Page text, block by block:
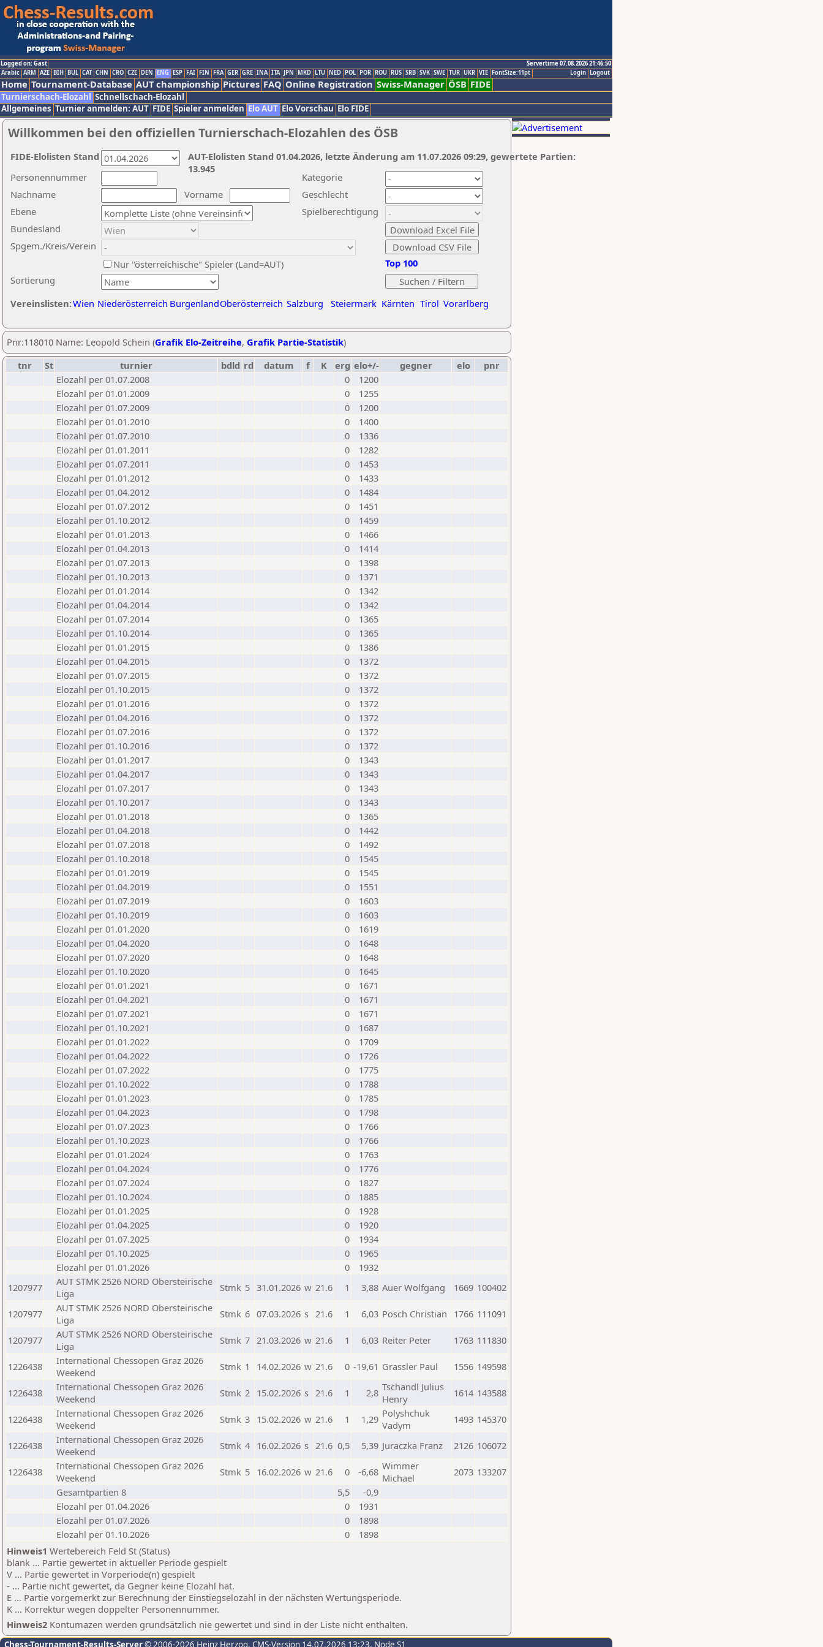
Logged on: Gast
Servertime 07.08.2026 21:46:50
Logout
Login
Arabic ARM AZE BIH BUL CAT CHN CRO CZE DEN ENG ESP FAI FIN FRA GER GRE INA ITA JPN MKD LTU NED POL POR ROU RUS SRB SVK SWE TUR UKR VIE FontSize:11pt
Home Tournament-Database AUT championship Pictures FAQ Online Registration Swiss-Manager ÖSB FIDE
Turnierschach-Elozahl Schnellschach-Elozahl
Allgemeines Turnier anmelden: AUT FIDE Spieler anmelden Elo AUT Elo Vorschau Elo FIDE
Willkommen bei den offiziellen Turnierschach-Elozahlen des ÖSB
Nachname
Vorname
Ebene
Kategorie
Sortierung
Personennummer
Bundesland
Spgem./Kreis/Verein
Geschlecht
Nur "österreichische" Spieler (Land=AUT)
Spielberechtigung
Vereinslisten:Wien Niederösterreich BurgenlandOberösterreich Salzburg Steiermark Kärnten Tirol Vorarlberg
Top 100
AUT-Elolisten Stand 01.04.2026, letzte Änderung am 11.07.2026 09:29, gewertete Partien:
13.945
FIDE-Elolisten Stand
Pnr:118010 Name: Leopold Schein (Grafik Elo-Zeitreihe, Grafik Partie-Statistik)
tnr
St turnier bdld rd datum f K erg elo+/- gegner elo
pnr
Elozahl per 01.07.2008
0
1200
Elozahl per 01.01.2009
0
1255
Elozahl per 01.07.2009
0
1200
Elozahl per 01.01.2010
0
1400
Elozahl per 01.07.2010
0
1336
Elozahl per 01.01.2011
0
1282
Elozahl per 01.07.2011
0
1453
Elozahl per 01.01.2012
0
1433
Elozahl per 01.04.2012
0
1484
Elozahl per 01.07.2012
0
1451
Elozahl per 01.10.2012
0
1459
Elozahl per 01.01.2013
0
1466
Elozahl per 01.04.2013
0
1414
Elozahl per 01.07.2013
0
1398
Elozahl per 01.10.2013
0
1371
Elozahl per 01.01.2014
0
1342
Elozahl per 01.04.2014
0
1342
Elozahl per 01.07.2014
0
1365
Elozahl per 01.10.2014
0
1365
Elozahl per 01.01.2015
0
1386
Elozahl per 01.04.2015
0
1372
Elozahl per 01.07.2015
0
1372
Elozahl per 01.10.2015
0
1372
Elozahl per 01.01.2016
0
1372
Elozahl per 01.04.2016
0
1372
Elozahl per 01.07.2016
0
1372
Elozahl per 01.10.2016
0
1372
Elozahl per 01.01.2017
0
1343
Elozahl per 01.04.2017
0
1343
Elozahl per 01.07.2017
0
1343
Elozahl per 01.10.2017
0
1343
Elozahl per 01.01.2018
0
1365
Elozahl per 01.04.2018
0
1442
Elozahl per 01.07.2018
0
1492
Elozahl per 01.10.2018
0
1545
Elozahl per 01.01.2019
0
1545
Elozahl per 01.04.2019
0
1551
Elozahl per 01.07.2019
0
1603
Elozahl per 01.10.2019
0
1603
Elozahl per 01.01.2020
0
1619
Elozahl per 01.04.2020
0
1648
Elozahl per 01.07.2020
0
1648
Elozahl per 01.10.2020
0
1645
Elozahl per 01.01.2021
0
1671
Elozahl per 01.04.2021
0
1671
Elozahl per 01.07.2021
0
1671
Elozahl per 01.10.2021
0
1687
Elozahl per 01.01.2022
0
1709
Elozahl per 01.04.2022
0
1726
Elozahl per 01.07.2022
0
1775
Elozahl per 01.10.2022
0
1788
Elozahl per 01.01.2023
0
1785
Elozahl per 01.04.2023
0
1798
Elozahl per 01.07.2023
0
1766
Elozahl per 01.10.2023
0
1766
Elozahl per 01.01.2024
0
1763
Elozahl per 01.04.2024
0
1776
Elozahl per 01.07.2024
0
1827
Elozahl per 01.10.2024
0
1885
Elozahl per 01.01.2025
0
1928
Elozahl per 01.04.2025
0
1920
Elozahl per 01.07.2025
0
1934
Elozahl per 01.10.2025
0
1965
Elozahl per 01.01.2026
0
1932
1207977
AUT STMK 2526 NORD Obersteirische
Liga
Stmk 5 31.01.2026 w 21.6 1 3,88 Auer Wolfgang 1669 100402
1207977
AUT STMK 2526 NORD Obersteirische
Liga
Stmk 6 07.03.2026 s 21.6 1 6,03 Posch Christian 1766 111091
1207977
AUT STMK 2526 NORD Obersteirische
Liga
Stmk 7 21.03.2026 w 21.6 1 6,03 Reiter Peter 1763 111830
1226438
International Chessopen Graz 2026
Weekend
Stmk 1 14.02.2026 w 21.6 0 -19,61 Grassler Paul 1556 149598
1226438
International Chessopen Graz 2026
Weekend
Stmk 2 15.02.2026 s 21.6 1 2,8 Tschandl Julius
Henry
1614 143588
1226438
International Chessopen Graz 2026
Weekend
Stmk 3 15.02.2026 w 21.6 1 1,29 Polyshchuk
Vadym
1493 145370
1226438
International Chessopen Graz 2026
Weekend
Stmk 4 16.02.2026 s 21.6 0,5 5,39 Juraczka Franz 2126 106072
1226438
International Chessopen Graz 2026
Weekend
Stmk 5 16.02.2026 w 21.6 0 -6,68 Wimmer
Michael
2073 133207
Gesamtpartien 8
5,5
-0,9
Elozahl per 01.04.2026
0
1931
Elozahl per 01.07.2026
0
1898
Elozahl per 01.10.2026
0
1898
Hinweis1 Wertebereich Feld St (Status)
blank ... Partie gewertet in aktueller Periode gespielt
V ... Partie gewertet in Vorperiode(n) gespielt
- ... Partie nicht gewertet, da Gegner keine Elozahl hat.
E ... Partie vorgemerkt zur Berechnung der Einstiegselozahl in der nächsten Wertungsperiode.
K ... Korrektur wegen doppelter Personennummer.
Hinweis2 Kontumazen werden grundsätzlich nie gewertet und sind in der Liste nicht enthalten.
Chess-Tournament-Results-Server© 2006-2026 Heinz Herzog, CMS-Version 14.07.2026 13:23, Node S1